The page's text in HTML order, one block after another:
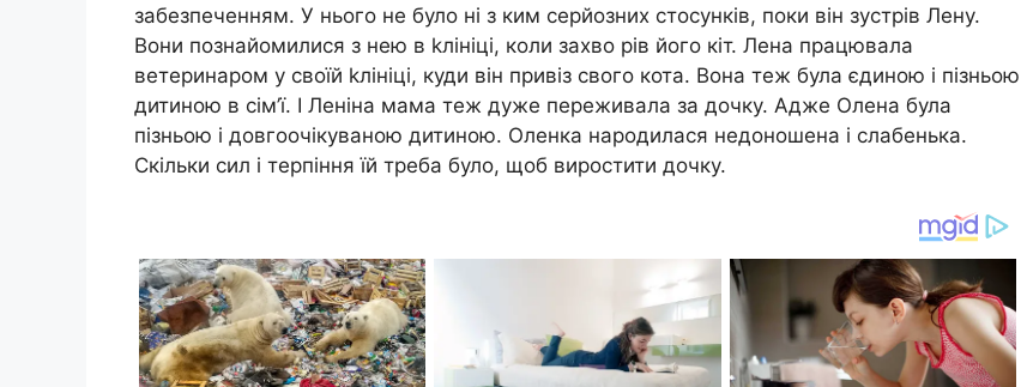
забезпеченням. У нього не було ні з ким серйозних стосунків, поки він зустрів Лену.
Вони познайомилися з нею в kлініці, коли захво рів його кіт. Лена працювала
ветеринаром у своїй kлініці, куди він привіз свого кота. Вона теж була єдиною і пізньою
дитиною в сім’ї. І Леніна мама теж дуже переживала за дочку. Адже Олена була
пізньою і довгоочікуваною дитиною. Оленка народилася недоношена і слабенька.
Скільки сил і терпіння їй треба було, щоб виростити дочку.